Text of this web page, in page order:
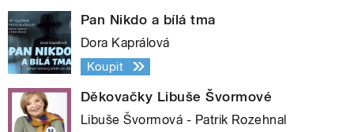
Pan Nikdo a bílá tma
Dora Kaprálová
Koupit
Děkovačky Libuše Švormové
Libuše Švormová - Patrik Rozehnal